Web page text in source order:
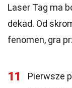
Laser Tag ma
dekad. Od
fenomen, gra
11
Pierwsze